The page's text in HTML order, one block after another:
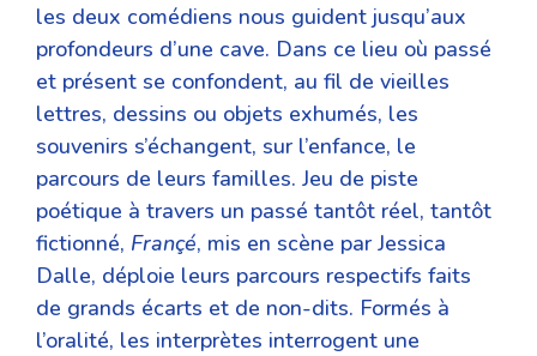
les deux comédiens nous guident jusqu’aux
profondeurs d’une cave. Dans ce lieu où passé
et présent se confondent, au fil de vieilles
lettres, dessins ou objets exhumés, les
souvenirs s’échangent, sur l’enfance, le
parcours de leurs familles. Jeu de piste
poétique à travers un passé tantôt réel, tantôt
fictionné, Françé, mis en scène par Jessica
Dalle, déploie leurs parcours respectifs faits
de grands écarts et de non-dits. Formés à
l’oralité, les interprètes interrogent une